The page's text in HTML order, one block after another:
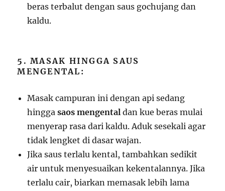
beras terbalut dengan saus gochujang dan
kaldu.
5. MASAK HINGGA SAUS
MENGENTAL:
Masak campuran ini dengan api sedang
hinggasaos mengental dan kue beras mulai
menyerap rasa dari kaldu. Aduk sesekali agar
tidak lengket di dasar wajan.
Jika saus terlalu kental, tambahkan sedikit
air untuk menyesuaikan kekentalannya. Jika
terlalu cair, biarkan memasak lebih lama